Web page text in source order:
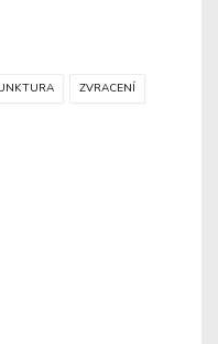
ZVRACENÍ